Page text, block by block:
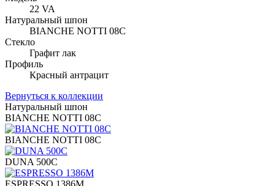
22 VA
Натуральный шпон
BIANCHE NOTTI 08C
Стекло
Графит лак
Профиль
Красный антрацит
Вернуться к коллекции
Натуральный шпон
BIANCHE NOTTI 08C
BIANCHE NOTTI 08C
DUNA 500C
ESPRESSO 1386M